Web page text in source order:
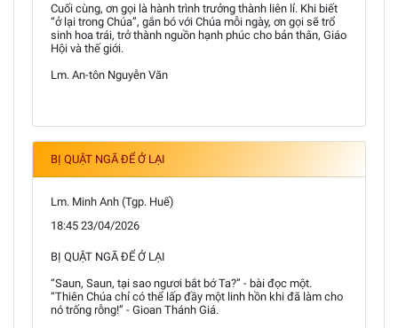
Cuối cùng, ơn gọi là hành trình trưởng thành liên lỉ. Khi biết
“ở lại trong Chúa”, gắn bó với Chúa mỗi ngày, ơn gọi sẽ trổ
sinh hoa trái, trở thành nguồn hạnh phúc cho bản thân, Giáo
Hội và thế giới.
Lm. An-tôn Nguyễn Văn
BỊ QUẬT NGÃ ĐỂ Ở LẠI
Lm. Minh Anh (Tgp. Huế)
18:45 23/04/2026
BỊ QUẬT NGÃ ĐỂ Ở LẠI
“Saun, Saun, tại sao ngươi bắt bớ Ta?” - bài đọc một.
“Thiên Chúa chỉ có thể lấp đầy một linh hồn khi đã làm cho
nó trống rỗng!” - Gioan Thánh Giá.